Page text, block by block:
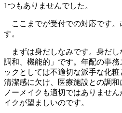
1つもありませんでした。
ここまでが受付での対応です。
す。
まずは身だしなみです。身だし
調和、機能的」です。年配の事
ックとしては不適切な派手な化
清潔感に欠け、医療施設との調
ノーメイクも適切ではありませ
イクが望ましいのです。